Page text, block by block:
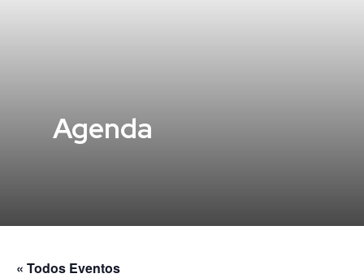
Agenda
« Todos Eventos